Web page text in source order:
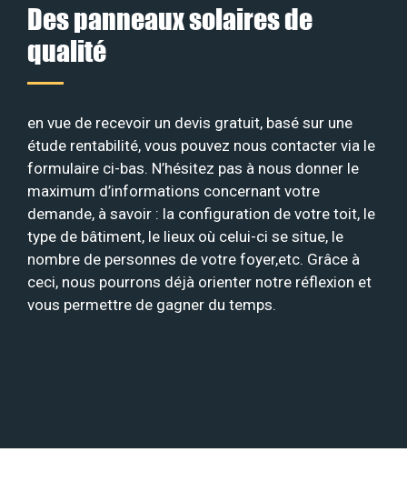
Des panneaux solaires de
qualité
en vue de recevoir un devis gratuit, basé sur une
étude rentabilité, vous pouvez nous contacter via le
formulaire ci-bas. N’hésitez pas à nous donner le
maximum d’informations concernant votre
demande, à savoir : la configuration de votre toit, le
type de bâtiment, le lieux où celui-ci se situe, le
nombre de personnes de votre foyer,etc. Grâce à
ceci, nous pourrons déjà orienter notre réflexion et
vous permettre de gagner du temps.